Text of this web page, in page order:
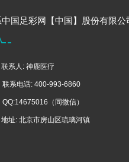
国足彩网【中国】股份有限公
联系人: 神鹿医疗
联系电话: 400-993-6860
QQ:14675016（同微信）
地址: 北京市房山区琉璃河镇